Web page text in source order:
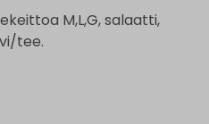
M,L,G, salaatti,
tee.